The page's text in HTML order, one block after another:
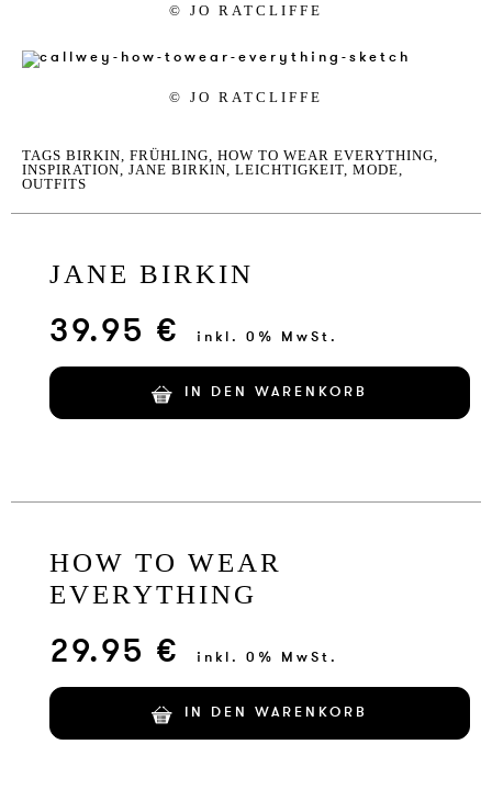
© JO RAT­CLIF­FE
© JO RAT­CLIF­FE
TAGS BIRKIN, FRÜHLING, HOW TO WEAR EVERYTHING,
INSPIRATION, JANE BIRKIN, LEICHTIGKEIT, MODE,
OUTFITS
JANE BIRKIN
39.95 € inkl. 0% MwSt.
IN DEN WARENKORB
HOW TO WEAR
EVERYTHING
29.95 € inkl. 0% MwSt.
IN DEN WARENKORB